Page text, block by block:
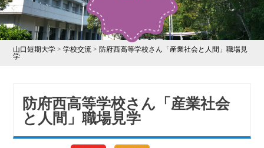
山口短期大学 >学校交流 > 防府西高等学校さん「産業社会と人間」職場見
学
防府西高等学校さん「産業社会
と人間」職場見学